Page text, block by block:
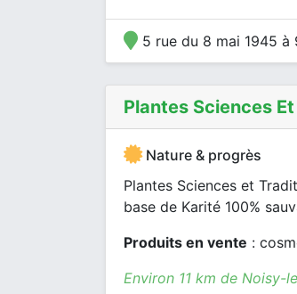
5 rue du 8 mai 1945 à
Plantes Sciences
Nature & progrès
Plantes Sciences et
base de Karité 100%
Produits en vente :
Environ 11 km de Noisy-